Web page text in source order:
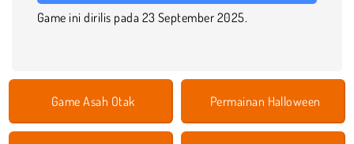
Game ini dirilis pada 23 September 2025.
Game Asah Otak Permainan Halloween